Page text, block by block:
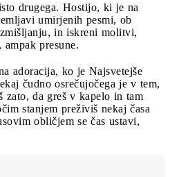
drugega. Hostijo, ki je na
umirjenih pesmi, ob
in iskreni molitvi,
presune.
adoracija, ko je Najsvetejše
čudno osrečujočega je v tem,
zato, da greš v kapelo in tam
stanjem preživiš nekaj časa
obličjem se čas ustavi,